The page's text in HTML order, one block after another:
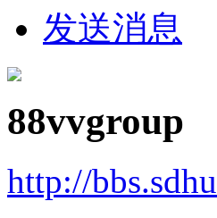
发送消息
88vvgroup
http://